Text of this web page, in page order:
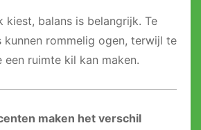
kiest, balans is belangrijk. Te
kunnen rommelig ogen, terwijl te
ruimte kil kan maken.
maken het verschil